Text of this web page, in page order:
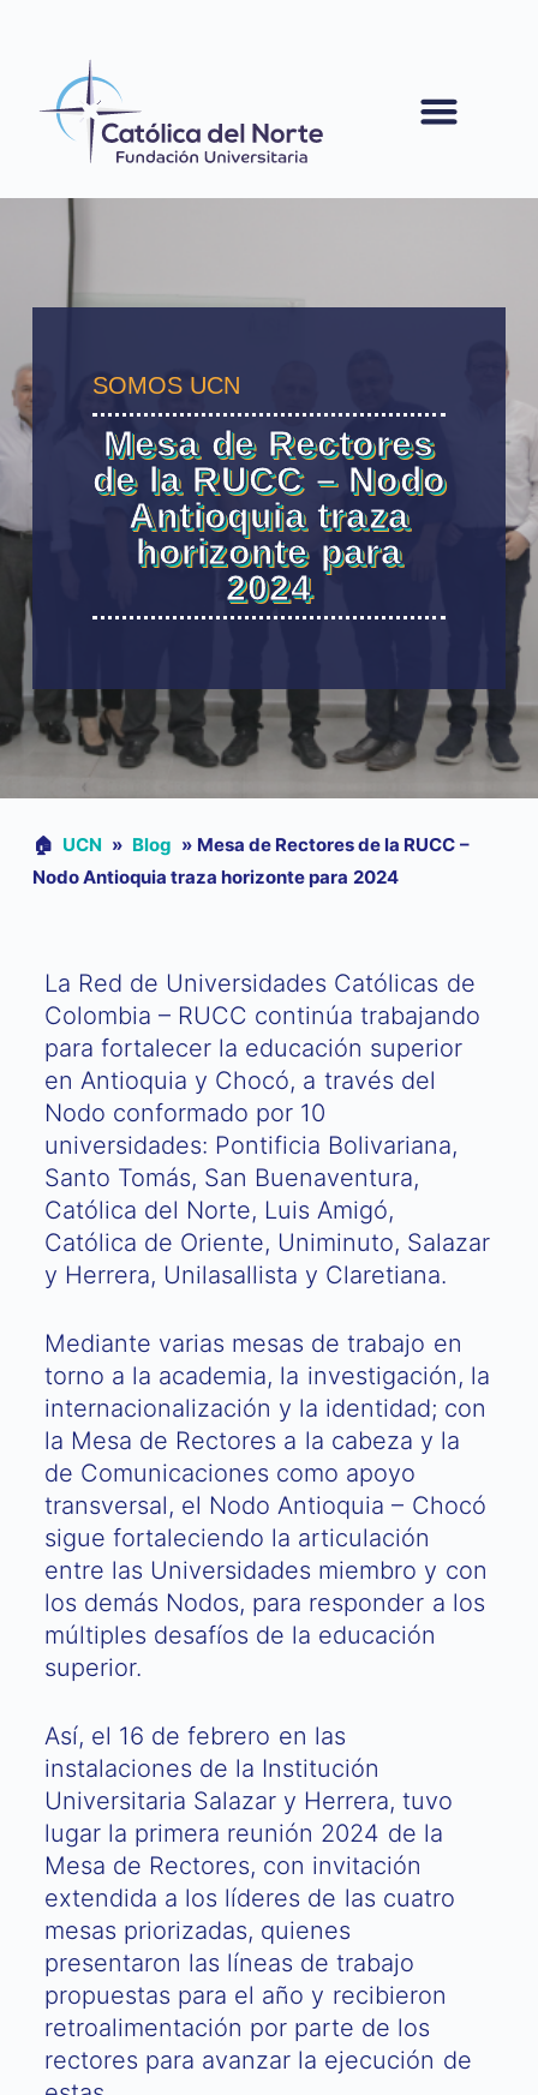
SOMOS UCN
Mesa de Rectores
de la RUCC – Nodo
Antioquia traza
horizonte para
2024
🏠︎ UCN » Blog » Mesa de Rectores de la RUCC –
Nodo Antioquia traza horizonte para 2024
La Red de Universidades Católicas de
Colombia – RUCC continúa trabajando
para fortalecer la educación superior
en Antioquia y Chocó, a través del
Nodo conformado por 10
universidades: Pontificia Bolivariana,
Santo Tomás, San Buenaventura,
Católica del Norte, Luis Amigó,
Católica de Oriente, Uniminuto, Salazar
y Herrera, Unilasallista y Claretiana.
Mediante varias mesas de trabajo en
torno a la academia, la investigación, la
internacionalización y la identidad; con
la Mesa de Rectores a la cabeza y la
de Comunicaciones como apoyo
transversal, el Nodo Antioquia – Chocó
sigue fortaleciendo la articulación
entre las Universidades miembro y con
los demás Nodos, para responder a los
múltiples desafíos de la educación
superior.
Así, el 16 de febrero en las
instalaciones de la Institución
Universitaria Salazar y Herrera, tuvo
lugar la primera reunión 2024 de la
Mesa de Rectores, con invitación
extendida a los líderes de las cuatro
mesas priorizadas, quienes
presentaron las líneas de trabajo
propuestas para el año y recibieron
retroalimentación por parte de los
rectores para avanzar la ejecución de